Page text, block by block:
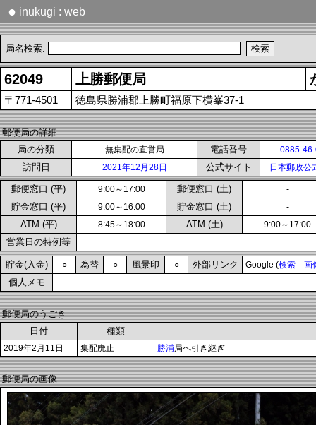
● inukugi : web
局名検索:
62049 上勝郵便局
〒771-4501 徳島県勝浦郡上勝町福原下横峯37-1
郵便局の詳細
局の分類
無集配の直営局 電話番号 0885-
訪問日 2021年12月28日 公式サイト 日本郵政公
郵便窓口 (平) 9:00～17:00 郵便窓口 (土) -
貯金窓口 (平) 9:00～16:00 貯金窓口 (土) -
ATM (平) 8:45～18:00 ATM (土) 9:00～17:00
営業日の特例等
貯金(入金) ○ 為替 ○ 風景印 ○ 外部リンク Google (検索 画
個人メモ
郵便局のうごき
日付
種類
2019年2月11日 集配廃止 勝浦局へ引き継ぎ
郵便局の画像